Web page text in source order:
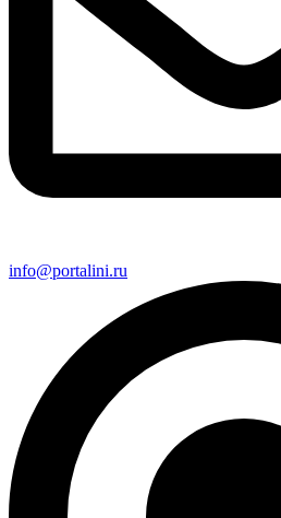
info@portalini.ru